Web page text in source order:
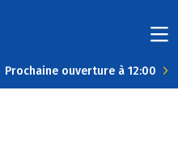
Prochaine ouverture à 12:00